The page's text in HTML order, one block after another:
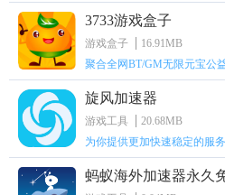
3733游戏盒子
游戏盒子
16.91MB
聚合全网BT/GM无限元宝公
旋风加速器
游戏工具
20.68MB
为你提供更加快速稳定的服
蚂蚁海外加速器永久